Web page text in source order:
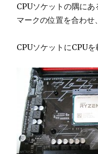
CPUソケットの隅に
マークの位置を合わせ、
CPUソケットにCPUを